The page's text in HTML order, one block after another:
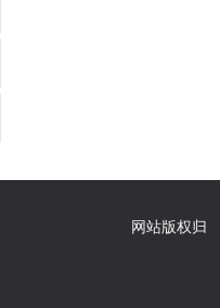
网站版权